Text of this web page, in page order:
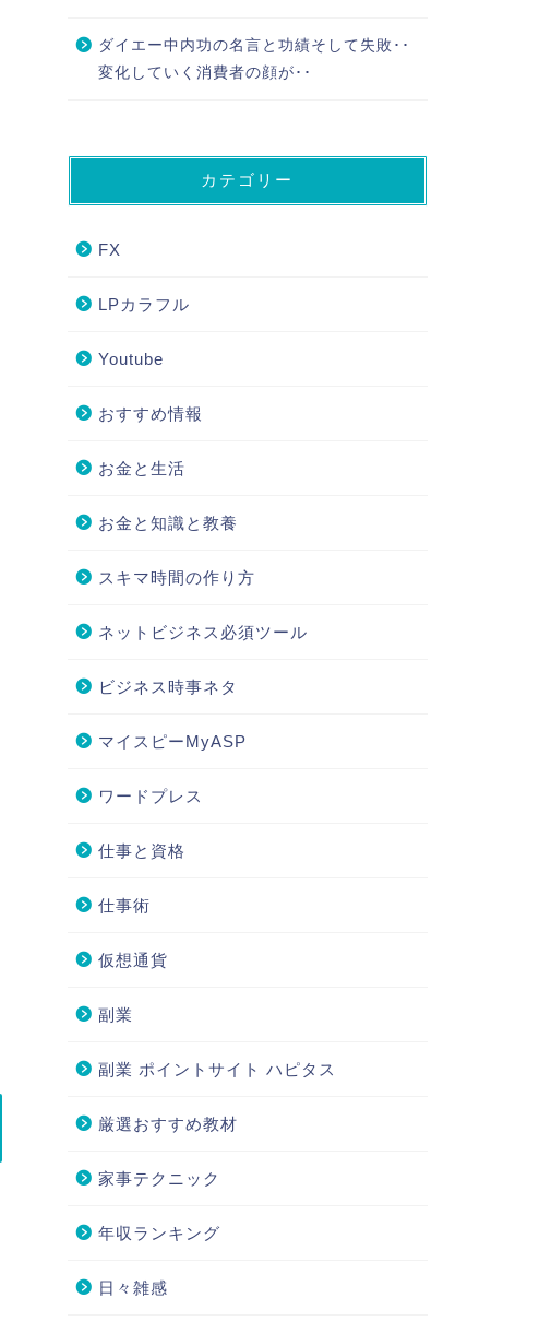
ダイエー中内功の名言と功績そして失敗･･
変化していく消費者の顔が･･
カテゴリー
FX
LPカラフル
Youtube
おすすめ情報
お金と生活
お金と知識と教養
スキマ時間の作り方
ネットビジネス必須ツール
ビジネス時事ネタ
マイスピーMyASP
ワードプレス
仕事と資格
仕事術
仮想通貨
副業
副業 ポイントサイト ハピタス
厳選おすすめ教材
家事テクニック
年収ランキング
日々雑感